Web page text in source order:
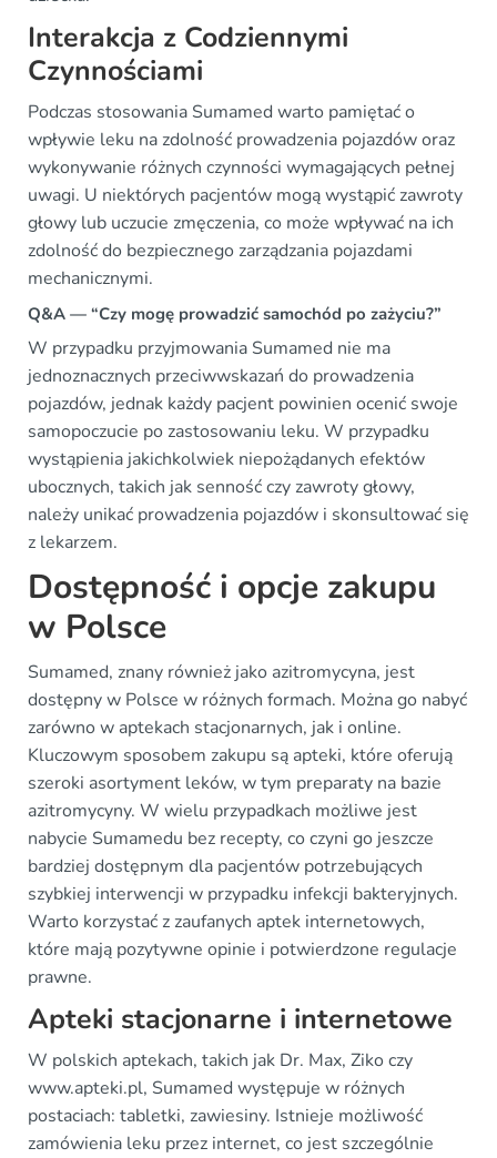
Interakcja z Codziennymi
Czynnościami
Podczas stosowania Sumamed warto pamiętać o
wpływie leku na zdolność prowadzenia pojazdów oraz
wykonywanie różnych czynności wymagających pełnej
uwagi. U niektórych pacjentów mogą wystąpić zawroty
głowy lub uczucie zmęczenia, co może wpływać na ich
zdolność do bezpiecznego zarządzania pojazdami
mechanicznymi.
Q&A — “Czy mogę prowadzić samochód po zażyciu?”
W przypadku przyjmowania Sumamed nie ma
jednoznacznych przeciwwskazań do prowadzenia
pojazdów, jednak każdy pacjent powinien ocenić swoje
samopoczucie po zastosowaniu leku. W przypadku
wystąpienia jakichkolwiek niepożądanych efektów
ubocznych, takich jak senność czy zawroty głowy,
należy unikać prowadzenia pojazdów i skonsultować się
z lekarzem.
Dostępność i opcje zakupu
w Polsce
Sumamed, znany również jako azitromycyna, jest
dostępny w Polsce w różnych formach. Można go nabyć
zarówno w aptekach stacjonarnych, jak i online.
Kluczowym sposobem zakupu są apteki, które oferują
szeroki asortyment leków, w tym preparaty na bazie
azitromycyny. W wielu przypadkach możliwe jest
nabycie Sumamedu bez recepty, co czyni go jeszcze
bardziej dostępnym dla pacjentów potrzebujących
szybkiej interwencji w przypadku infekcji bakteryjnych.
Warto korzystać z zaufanych aptek internetowych,
które mają pozytywne opinie i potwierdzone regulacje
prawne.
Apteki stacjonarne i internetowe
W polskich aptekach, takich jak Dr. Max, Ziko czy
www.apteki.pl, Sumamed występuje w różnych
postaciach: tabletki, zawiesiny. Istnieje możliwość
zamówienia leku przez internet, co jest szczególnie